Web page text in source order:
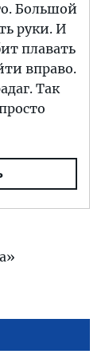
Большой
руки. И
плавать
вправо.
Так